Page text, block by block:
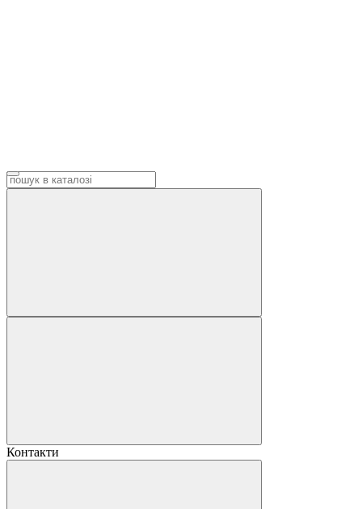
Контакти